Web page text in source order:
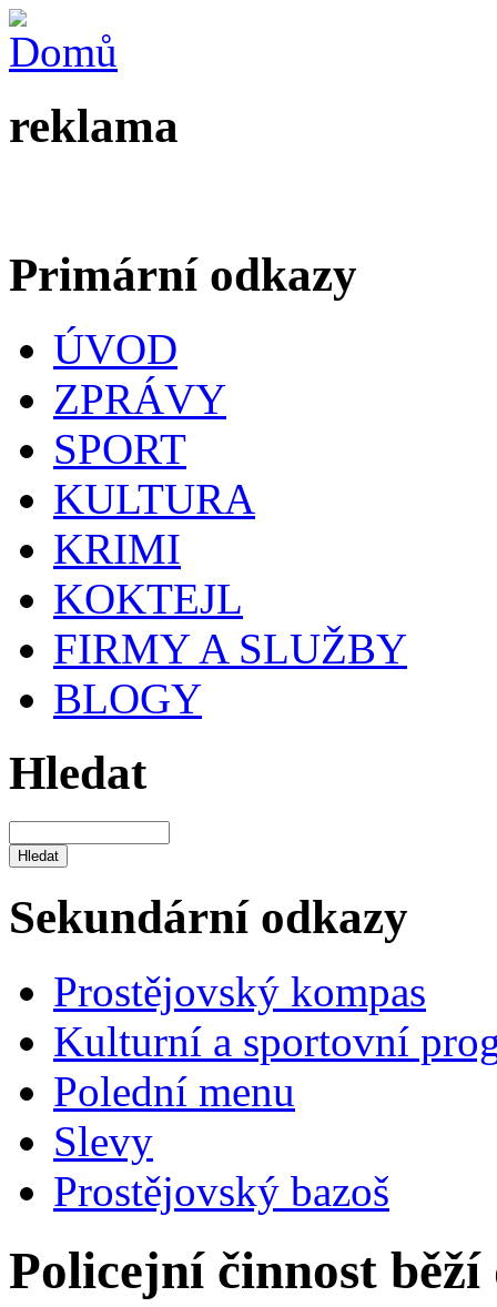
reklama
Primární odkazy
ÚVOD
ZPRÁVY
SPORT
KULTURA
KRIMI
KOKTEJL
FIRMY A SLUŽBY
BLOGY
Hledat
Sekundární odkazy
Prostějovský kompas
Kulturní a sportovní
Polední menu
Slevy
Prostějovský bazoš
Policejní činnost běží